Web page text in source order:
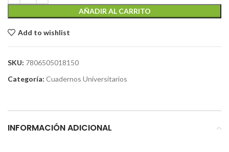
AÑADIR AL CARRITO
Add to wishlist
SKU: 7806505018150
Categoría: Cuadernos Universitarios
INFORMACIÓN ADICIONAL